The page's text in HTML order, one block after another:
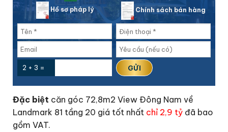
Hồ sơ pháp lý Chính sách bán hàng
2 + 3 =
Đặc biệt căn góc 72,8m2 View Đông Nam về
Landmark 81 tầng 20 giá tốt nhất chỉ 2,9 tỷ đã bao
gồm VAT.